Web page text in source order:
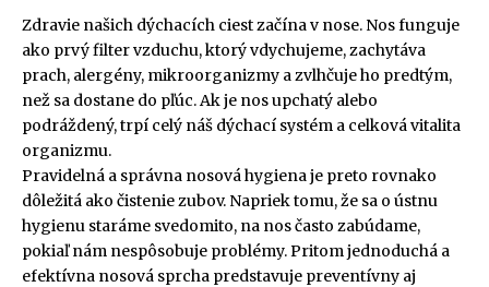
Zdravie našich dýchacích ciest začína v nose. Nos funguje
ako prvý filter vzduchu, ktorý vdychujeme, zachytáva
prach, alergény, mikroorganizmy a zvlhčuje ho predtým,
než sa dostane do pľúc. Ak je nos upchatý alebo
podráždený, trpí celý náš dýchací systém a celková vitalita
organizmu.
Pravidelná a správna nosová hygiena je preto rovnako
dôležitá ako čistenie zubov. Napriek tomu, že sa o ústnu
hygienu staráme svedomito, na nos často zabúdame,
pokiaľ nám nespôsobuje problémy. Pritom jednoduchá a
efektívna nosová sprcha predstavuje preventívny aj